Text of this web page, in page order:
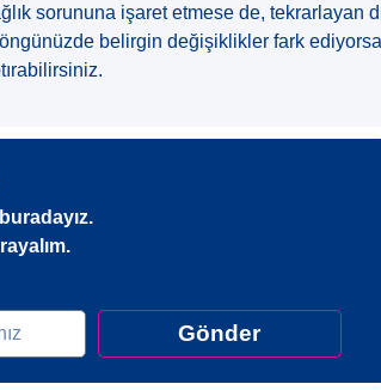
sorununa işaret etmese de, tekrarlayan
belirgin değişiklikler fark
Gönder